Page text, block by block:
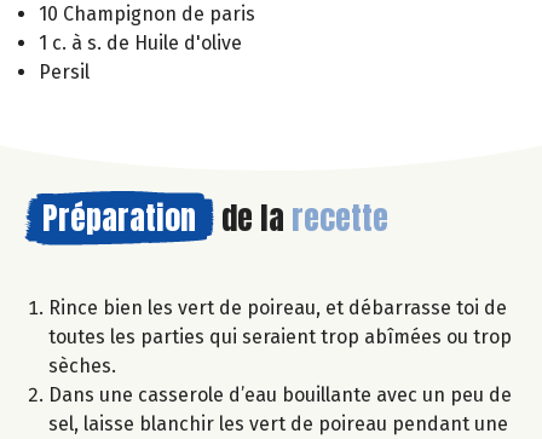
10 Champignon de paris
1 c. à s. de Huile d'olive
Persil
Préparation de la recette
Rince bien les vert de poireau, et débarrasse toi de
toutes les parties qui seraient trop abîmées ou trop
sèches.
Dans une casserole d’eau bouillante avec un peu de
sel, laisse blanchir les vert de poireau pendant une